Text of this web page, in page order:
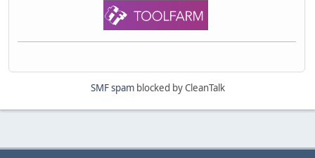
SMF spamblocked by CleanTalk